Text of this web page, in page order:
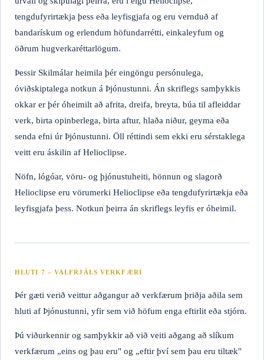
tengdufyrirtækja þess eða leyfisgjafa og eru vernduð af
bandarískum og erlendum höfundarrétti, einkaleyfum og
öðrum hugverkaréttarlögum.
Þessir Skilmálar heimila þér eingöngu persónulega,
óviðskiptalega notkun á Þjónustunni. Án skriflegs samþykkis
okkar er þér óheimilt að afrita, dreifa, breyta, búa til afleiddar
verk, birta opinberlega, birta aftur, hlaða niður, geyma eða
senda efni úr Þjónustunni. Öll réttindi sem ekki eru sérstaklega
veitt eru áskilin af Helioclipse.
Nöfn, lógóar, vöru- og þjónustuheiti, hönnun og slagorð
Helioclipse eru vörumerki Helioclipse eða tengdufyrirtækja eða
leyfisgjafa þess. Notkun þeirra án skriflegs leyfis er óheimil.
HLUTI 7 – VALFRJÁLS VERKFÆRI
Þér gæti verið veittur aðgangur að verkfærum þriðja aðila sem
hluti af Þjónustunni, yfir sem við höfum enga eftirlit eða stjórn.
Þú viðurkennir og samþykkir að við veiti aðgang að slíkum
verkfærum „eins og þau eru" og „eftir því sem þau eru tiltæk"